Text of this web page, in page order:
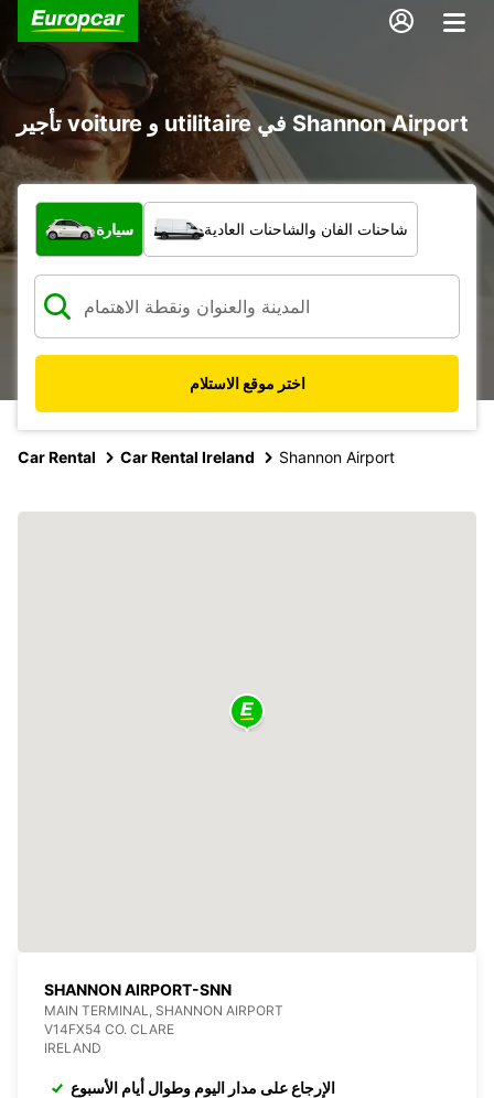
تأجير voiture و utilitaire في Shannon Airport
ما نوع المركبة؟
سيارة شاحنات الفان والشاحنات العادية
اختر موقع الاستلام
Car Rental Car Rental Ireland Shannon Airport
SHANNON AIRPORT-SNN
MAIN TERMINAL, SHANNON AIRPORT
V14FX54 CO. CLARE
IRELAND
الإرجاع على مدار اليوم وطوال أيام الأسبوع